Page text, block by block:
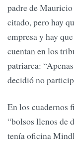
padre de
citado, pero hay
empresa y hay
cuentan en los
patriarca:
decidió no
En los cuadernos
“bolsos llenos de
tenía oficina